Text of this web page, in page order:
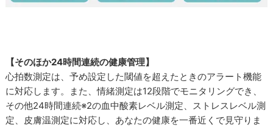
【そのほか24時間連続の健康管理】
心拍数測定は、予め設定した閾値を超えたときのアラート機能
に対応します。また、情緒測定は12段階でモニタリングでき、
その他24時間連続※2の血中酸素レベル測定、ストレスレベル測
定、皮膚温測定に対応し、あなたの健康を一番近くで見守りま